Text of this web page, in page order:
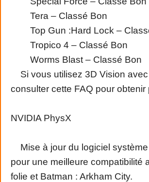
Tera – Classé Bon
Top Gun :Hard Lock –
Tropico 4 – Classé Bon
Worms Blast – Classé Bon
Si vous utilisez 3D Vision avec
consulter cette FAQ pour obtenir
NVIDIA PhysX
Mise à jour du logiciel
pour une meilleure compatibilité
folie et Batman : Arkham City.